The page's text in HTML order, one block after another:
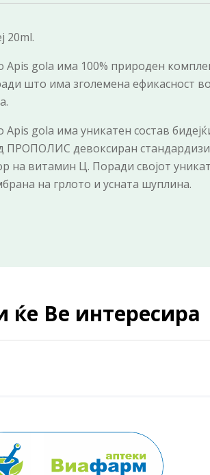
20ml.
Apis gola има 100% природен
што има зголемена ефикасност
Apis gola има уникатен состав
ПРОПОЛИС девоксиран
на витамин Ц. Поради својот
на грлото и усната шуплина.
Ве интересира